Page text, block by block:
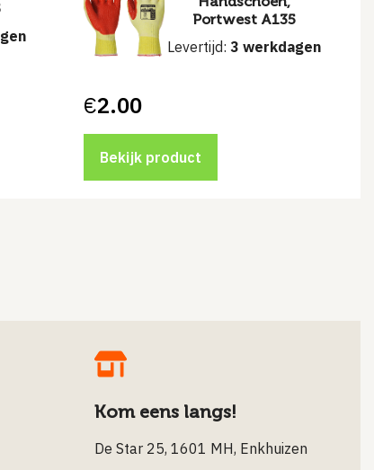
Portwest A135
Levertijd:3 werkdagen
€2.00
Bekijk product
Kom eens langs!
De Star 25, 1601 MH, Enkhuizen